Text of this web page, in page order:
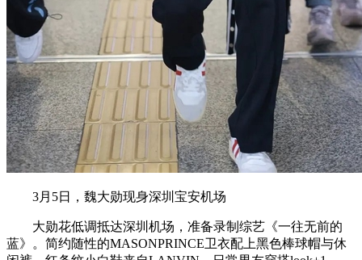
3月5日，魏大勋现身深圳宝安机场
大勋花低调抵达深圳机场，准备录制综艺《一往无前的
蓝》。简约随性的MASONPRINCE卫衣配上黑色棒球帽与休